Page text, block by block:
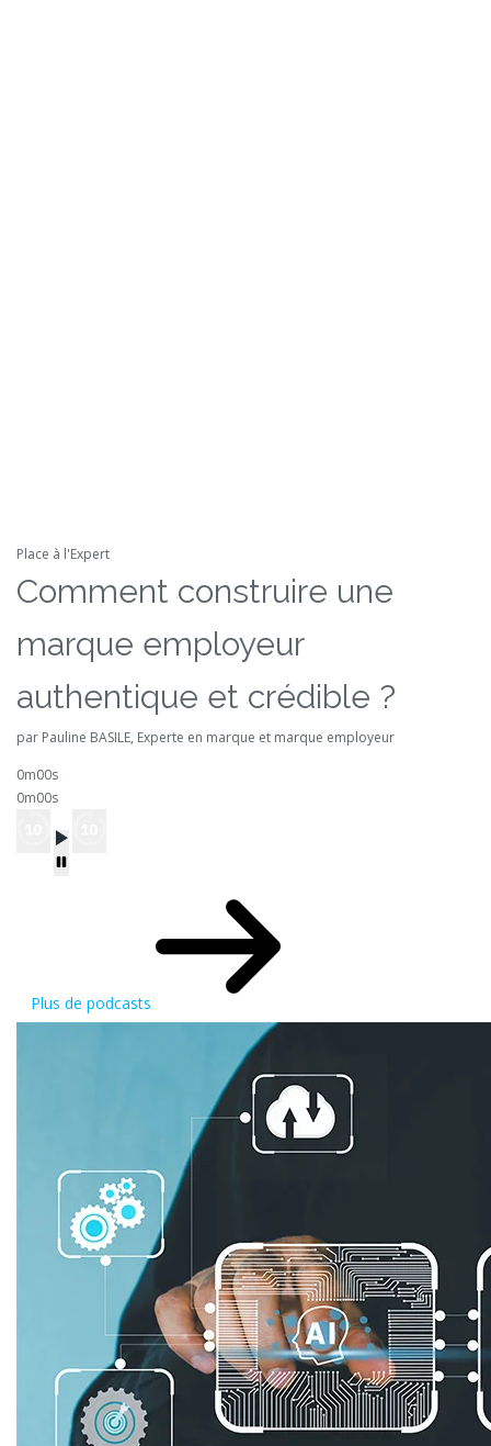
Place à l'Expert
Comment construire une
marque employeur
authentique et crédible ?
par Pauline BASILE, Experte en marque et marque employeur
0m00s
0m00s
Plus de podcasts